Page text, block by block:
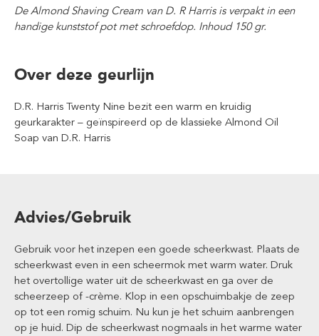
De Almond Shaving Cream van D. R Harris is verpakt in een
handige kunststof pot met schroefdop. Inhoud 150 gr.
Over deze geurlijn
D.R. Harris Twenty Nine bezit een warm en kruidig
geurkarakter – geïnspireerd op de klassieke Almond Oil
Soap van D.R. Harris
Advies/Gebruik
Gebruik voor het inzepen een goede scheerkwast. Plaats de
scheerkwast even in een scheermok met warm water. Druk
het overtollige water uit de scheerkwast en ga over de
scheerzeep of -crème. Klop in een opschuimbakje de zeep
op tot een romig schuim. Nu kun je het schuim aanbrengen
op je huid. Dip de scheerkwast nogmaals in het warme water